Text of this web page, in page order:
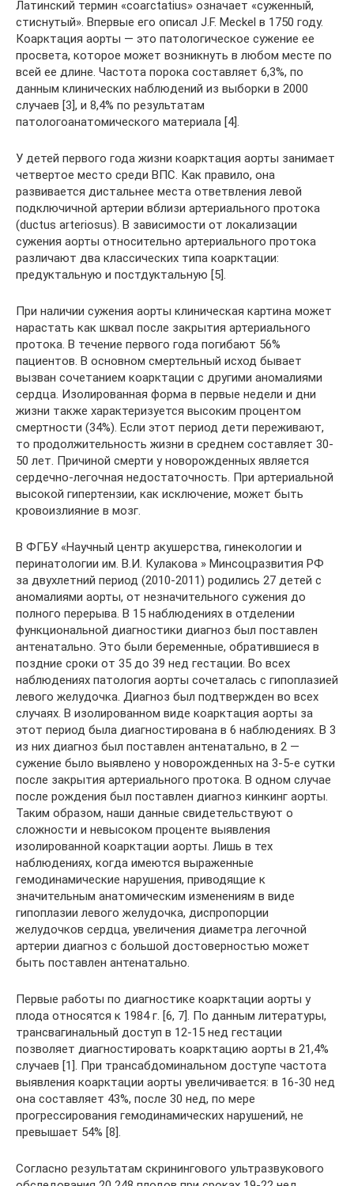
Латинский термин «сoarctatius» означает «суженный,
стиснутый». Впервые его описал J.F. Meckel в 1750 году.
Коарктация аорты — это патологическое сужение ее
просвета, которое может возникнуть в любом месте по
всей ее длине. Частота порока составляет 6,3%, по
данным клинических наблюдений из выборки в 2000
случаев [3], и 8,4% по результатам
патологоанатомического материала [4].
У детей первого года жизни коарктация аорты занимает
четвертое место cреди ВПС. Как правило, она
развивается дистальнее места ответвления левой
подключичной артерии вблизи артериального протока
(ductus arteriosus). В зависимости от локализации
сужения аорты относительно артериального протока
различают два классических типа коарктации:
предуктальную и постдуктальную [5].
При наличии сужения аорты клиническая картина может
нарастать как шквал после закрытия артериального
протока. В течение первого года погибают 56%
пациентов. В основном смертельный исход бывает
вызван сочетанием коарктации с другими аномалиями
сердца. Изолированная форма в первые недели и дни
жизни также характеризуется высоким процентом
смертности (34%). Если этот период дети переживают,
то продолжительность жизни в среднем составляет 30-
50 лет. Причиной смерти у новорожденных является
сердечно-легочная недостаточность. При артериальной
высокой гипертензии, как исключение, может быть
кровоизлияние в мозг.
В ФГБУ «Научный центр акушерства, гинекологии и
перинатологии им. В.И. Кулакова » Минсоцразвития РФ
за двухлетний период (2010-2011) родились 27 детей с
аномалиями аорты, от незначительного сужения до
полного перерыва. В 15 наблюдениях в отделении
функциональной диагностики диагноз был поставлен
антенатально. Это были беременные, обратившиеся в
поздние сроки от 35 до 39 нед гестации. Во всех
наблюдениях патология аорты сочеталась с гипоплазией
левого желудочка. Диагноз был подтвержден во всех
случаях. В изолированном виде коарктация аорты за
этот период была диагностирована в 6 наблюдениях. В 3
из них диагноз был поставлен антенатально, в 2 —
сужение было выявлено у новорожденных на 3-5-е сутки
после закрытия артериального протока. В одном случае
после рождения был поставлен диагноз кинкинг аорты.
Таким образом, наши данные свидетельствуют о
сложности и невысоком проценте выявления
изолированной коарктации аорты. Лишь в тех
наблюдениях, когда имеются выраженные
гемодинамические нарушения, приводящие к
значительным анатомическим изменениям в виде
гипоплазии левого желудочка, диспропорции
желудочков сердца, увеличения диаметра легочной
артерии диагноз с большой достоверностью может
быть поставлен антенатально.
Первые работы по диагностике коарктации аорты у
плода относятся к 1984 г. [6, 7]. По данным литературы,
трансвагинальный доступ в 12-15 нед гестации
позволяет диагностировать коарктацию аорты в 21,4%
случаев [1]. При трансабдоминальном доступе частота
выявления коарктации аорты увеличивается: в 16-30 нед
она составляет 43%, после 30 нед, по мере
прогрессирования гемодинамических нарушений, не
превышает 54% [8].
Согласно результатам скринингового ультразвукового